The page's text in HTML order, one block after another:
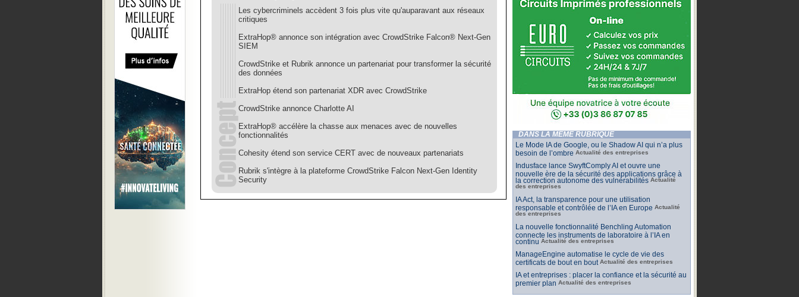
Les cybercriminels accèdent 3 fois plus vite qu'auparavant aux réseaux
critiques
ExtraHop® annonce son intégration avec CrowdStrike Falcon® Next-Gen
SIEM
CrowdStrike et Rubrik annonce un partenariat pour transformer la sécurité
des données
ExtraHop étend son partenariat XDR avec CrowdStrike
CrowdStrike annonce Charlotte AI
ExtraHop® accélère la chasse aux menaces avec de nouvelles
fonctionnalités
Cohesity étend son service CERT avec de nouveaux partenariats
Rubrik s'intègre à la plateforme CrowdStrike Falcon Next-Gen Identity
Security
DANS LA MÊME RUBRIQUE
Le Mode IA de Google, ou le Shadow AI qui n’a plus
besoin de l’ombre Actualité des entreprises
Indusface lance SwyftComply AI et ouvre une
nouvelle ère de la sécurité des applications grâce à
la correction autonome des vulnérabilités Actualité
des entreprises
IA Act, la transparence pour une utilisation
responsable et contrôlée de l’IA en Europe Actualité
des entreprises
La nouvelle fonctionnalité Benchling Automation
connecte les instruments de laboratoire à l’IA en
continu Actualité des entreprises
ManageEngine automatise le cycle de vie des
certificats de bout en bout Actualité des entreprises
IA et entreprises : placer la confiance et la sécurité au
premier plan Actualité des entreprises